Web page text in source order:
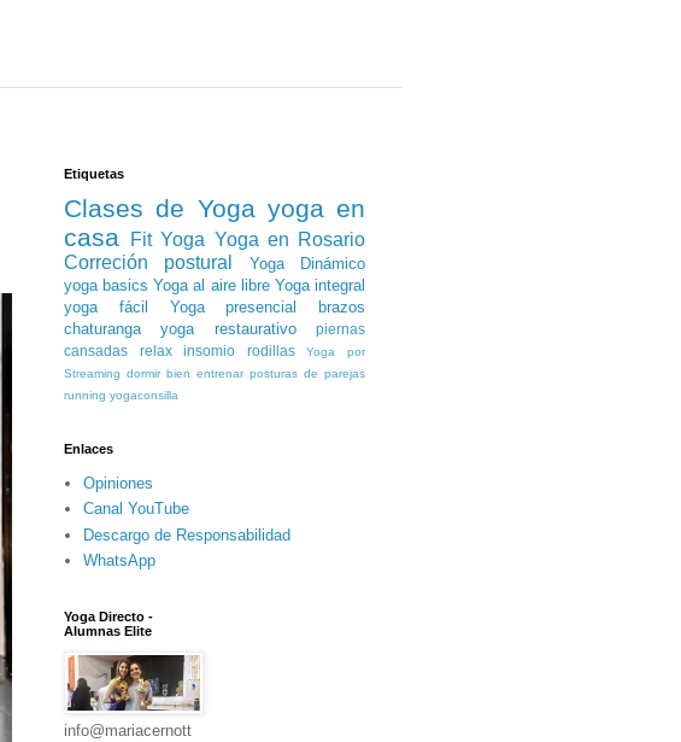
Etiquetas
Clases de Yoga yoga en
casa
Fit Yoga Yoga en Rosario
Correción postural
Yoga Dinámico
yoga basics Yoga al aire libre Yoga integral
yoga fácil
Yoga presencial
brazos
chaturanga
yoga restaurativo
piernas
cansadas
relax insomio rodillas
Yoga por
Streaming dormir bien entrenar posturas de parejas
running yogaconsilla
Enlaces
Opiniones
Canal YouTube
Descargo de Responsabilidad
WhatsApp
Yoga Directo -
Alumnas Elite
info@mariacernott